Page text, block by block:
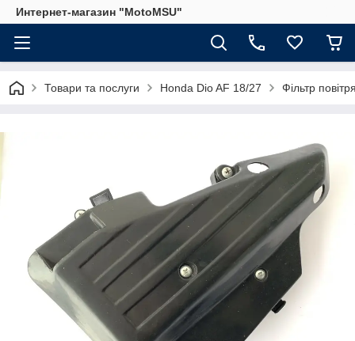
Интернет-магазин "MotoMSU"
Товари та послуги Honda Dio AF 18/27 Фільтр